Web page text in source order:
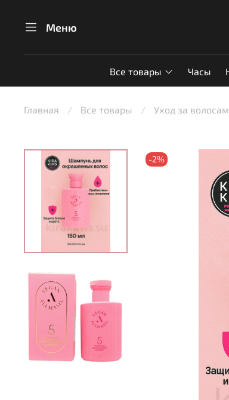
Меню
Все товары Часы
Главная Все товары Уход за
-2%